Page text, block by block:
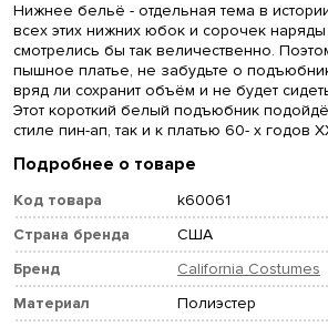
Нижнее бельё - отдельная тема в
всех этих нижних юбок и сорочек
смотрелись бы так величественно.
пышное платье, не забудьте о
вряд ли сохранит объём и не будет
Этот короткий белый подъюбник
стиле пин-ап, так и к платью 60- х годов
Подробнее о товаре
Код товара
k60061
Страна бренда
США
Бренд
California Costumes
Материал
Полиэстер